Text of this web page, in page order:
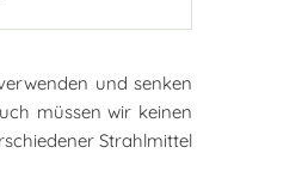
und senken
müssen wir keinen
Strahlmittel